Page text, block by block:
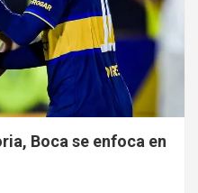
Boca se enfoca en